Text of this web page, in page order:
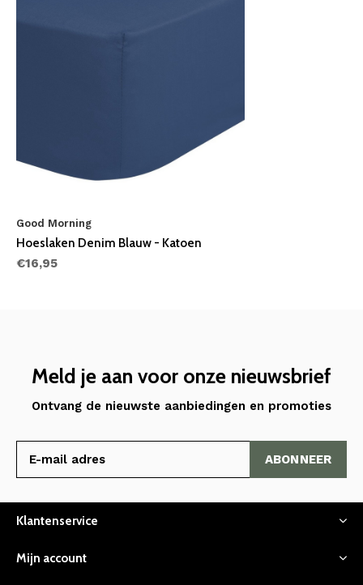
Good Morning
Hoeslaken Denim Blauw - Katoen
€16,95
Meld je aan voor onze nieuwsbrief
Ontvang de nieuwste aanbiedingen en promoties
ABONNEER
Klantenservice
Mijn account